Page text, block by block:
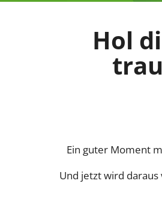
Hol
Ein guter Moment
Und jetzt wird